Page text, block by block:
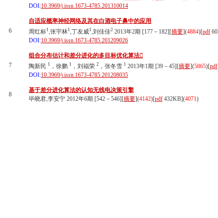
DOI:10.3969/j.issn.1673-4785.201310014
6
自适应概率神经网络及其在白酒电子鼻中的应用
周红标1,张宇林1,丁友威1,刘佳佳2 2013年2期 [177－182][摘要](4884)[pdf
DOI:10.3969/j.issn.1673-4785.201209026
7
组合分布估计和差分进化的多目标优化算法
陶新民 1 ，徐鹏 1 ，刘福荣 2 ，张冬雪 1 2013年1期 [39－45][摘要](5865)[pdf
DOI:10.3969/j.issn.1673-4785.201208035
8
基于差分进化算法的认知无线电决策引擎
毕晓君,李安宁 2012年6期 [542－546][摘要](4142)[pdf 432KB](4071)